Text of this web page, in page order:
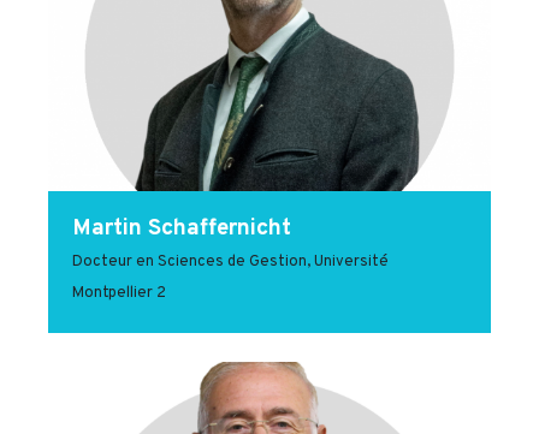
Martin Schaffernicht
Docteur en Sciences de Gestion, Université
Montpellier 2